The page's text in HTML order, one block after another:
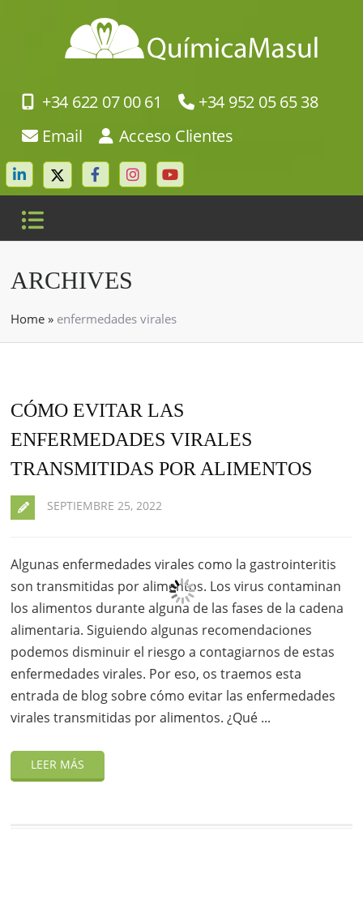
+34 622 07 00 61
+34 952 05 65 38
Email
Acceso Clientes
ARCHIVES
Home » enfermedades virales
CÓMO EVITAR LAS
ENFERMEDADES VIRALES
TRANSMITIDAS POR ALIMENTOS
SEPTIEMBRE 25, 2022
Algunas enfermedades virales como la gastrointeritis
son transmitidas por alimentos. Los virus contaminan
los alimentos durante alguna de las fases de la cadena
alimentaria. Siguiendo algunas recomendaciones
podemos disminuir el riesgo a contagiarnos de estas
enfermedades virales. Por eso, os traemos esta
entrada de blog sobre cómo evitar las enfermedades
virales transmitidas por alimentos. ¿Qué ...